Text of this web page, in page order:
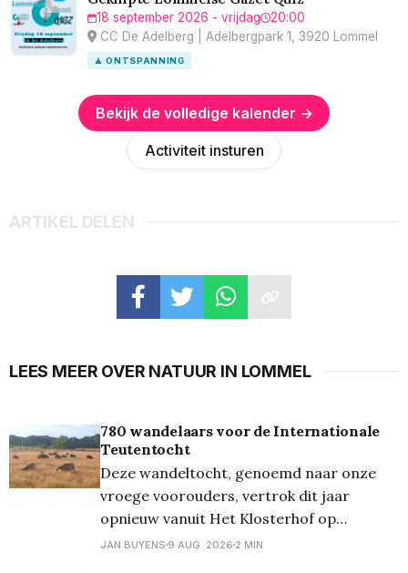
18 september 2026 - vrijdag
20:00
CC De Adelberg | Adelbergpark 1, 3920 Lommel
🧘 ONTSPANNING
Bekijk de volledige kalender →
Activiteit insturen
ARTIKEL DELEN
LEES MEER OVER NATUUR IN LOMMEL
780 wandelaars voor de Internationale
Teutentocht
Deze wandeltocht, genoemd naar onze
vroege voorouders, vertrok dit jaar
opnieuw vanuit Het Klosterhof op
Kattenbos. En uiteraard was het weer
JAN BUYENS 9 AUG. 2026 2 MIN